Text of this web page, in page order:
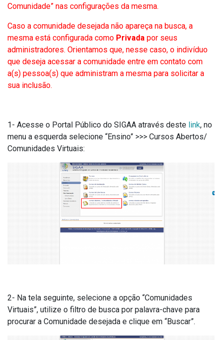
Comunidade” nas configurações da mesma.
Caso a comunidade desejada não apareça na busca, a
mesma está configurada como Privada por seus
administradores. Orientamos que, nesse caso, o indivíduo
que deseja acessar a comunidade entre em contato com
a(s) pessoa(s) que administram a mesma para solicitar a
sua inclusão.
1- Acesse o Portal Público do SIGAA através deste link, no
menu a esquerda selecione “Ensino” >>> Cursos Abertos/
Comunidades Virtuais:
2- Na tela seguinte, selecione a opção “Comunidades
Virtuais”, utilize o filtro de busca por palavra-chave para
procurar a Comunidade desejada e clique em “Buscar”.